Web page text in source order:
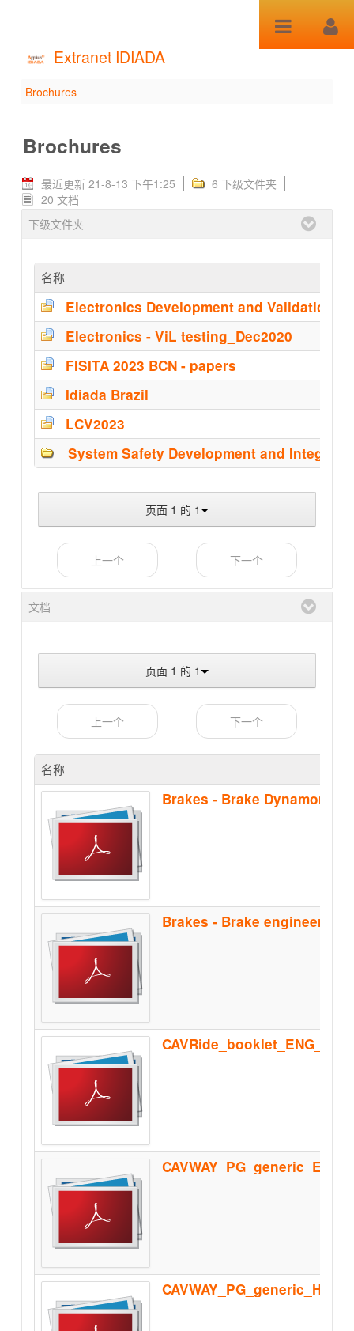
Extranet IDIADA
Brochures - Brochures
Brochures
Brochures
最近更新 21-8-13 下午1:25
6 下级文件夹
20 文档
下级文件夹
名称
Electronics - ViL testing_Dec2020
FISITA 2023 BCN - papers
Idiada Brazil
LCV2023
System Safety Development and
页面 1 的 1
上一个 下一个
文档
页面 1 的 1
上一个 下一个
名称
Brakes - Brake